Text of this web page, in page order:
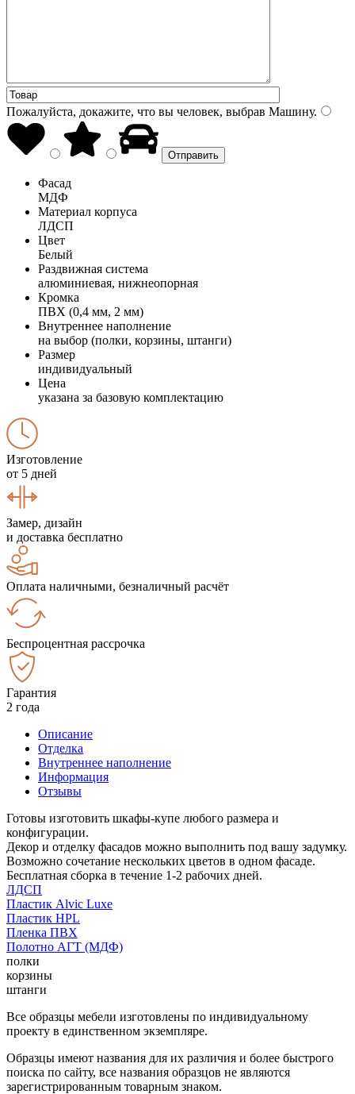
Пожалуйста, докажите, что вы человек, выбрав Машину.
Фасад
МДФ
Материал корпуса
ЛДСП
Цвет
Белый
Раздвижная система
алюминиевая, нижнеопорная
Кромка
ПВХ (0,4 мм, 2 мм)
Внутреннее наполнение
на выбор (полки, корзины, штанги)
Размер
индивидуальный
Цена
указана за базовую комплектацию
Изготовление
от 5 дней
Замер, дизайн
и доставка бесплатно
Оплата наличными, безналичный расчёт
Беспроцентная рассрочка
Гарантия
2 года
Описание
Отделка
Внутреннее наполнение
Информация
Отзывы
Готовы изготовить шкафы-купе любого размера и
конфигурации.
Декор и отделку фасадов можно выполнить под вашу задумку.
Возможно сочетание нескольких цветов в одном фасаде.
Бесплатная сборка в течение 1-2 рабочих дней.
ЛДСП
Пластик Alvic Luxe
Пластик HPL
Пленка ПВХ
Полотно АГТ (МДФ)
полки
корзины
штанги
Все образцы мебели изготовлены по индивидуальному
проекту в единственном экземпляре.
Образцы имеют названия для их различия и более быстрого
поиска по сайту, все названия образцов не являются
зарегистрированным товарным знаком.